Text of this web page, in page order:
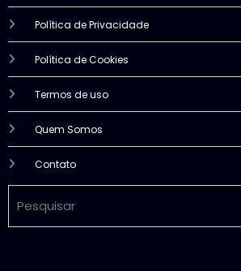
Política de Privacidade
Política de Cookies
Termos de uso
Quem Somos
Contato